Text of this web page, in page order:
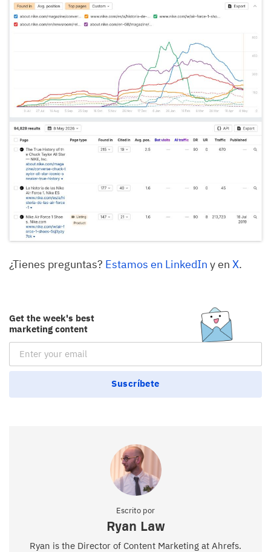
¿Tienes preguntas? Estamos en LinkedIn y en X.
Get the week's best
marketing content
Email Subscription
Suscríbete
Escrito por
Ryan Law
Ryan is the Director of Content Marketing at Ahrefs.